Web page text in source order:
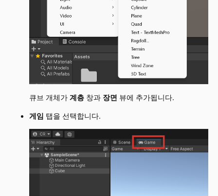
큐브 개체가계층 창과 장면 뷰에 추가됩니다.
게임 탭을 선택합니다.